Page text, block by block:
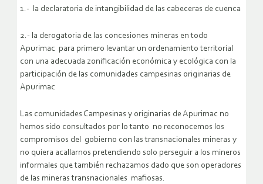
1.- la declaratoria de intangibilidad de las cabeceras de cuenca
2.- la derogatoria de las concesiones mineras en todo
Apurimac para primero levantar un ordenamiento territorial
con una adecuada zonificación económica y ecológica con la
participación de las comunidades campesinas originarias de
Apurimac
Las comunidades Campesinas y originarias de Apurimac no
hemos sido consultados por lo tanto no reconocemos los
compromisos del gobierno con las transnacionales mineras y
no quiera acallarnos pretendiendo solo perseguir a los mineros
informales que también rechazamos dado que son operadores
de las mineras transnacionales mafiosas.